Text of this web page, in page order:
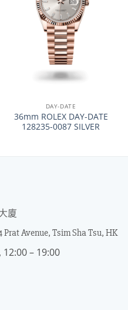
DAY-DATE
36mm ROLEX DAY-DATE
128235-0087 SILVER
廈
Avenue, Tsim Sha Tsu, HK
– 19:00